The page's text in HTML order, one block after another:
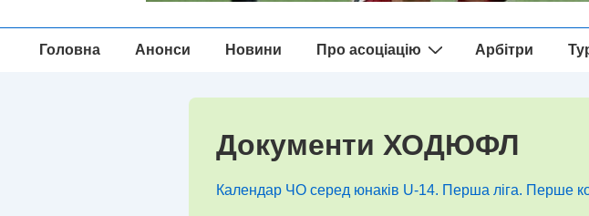
Головна
Головна Анонси Новини Про асоціацію Арбітри
Документи ХОДЮФЛ
Календар ЧО серед юнаків U-14. Перша ліга. Перше